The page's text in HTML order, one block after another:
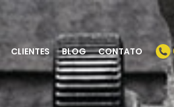
CLIENTES BLOG CONTATO